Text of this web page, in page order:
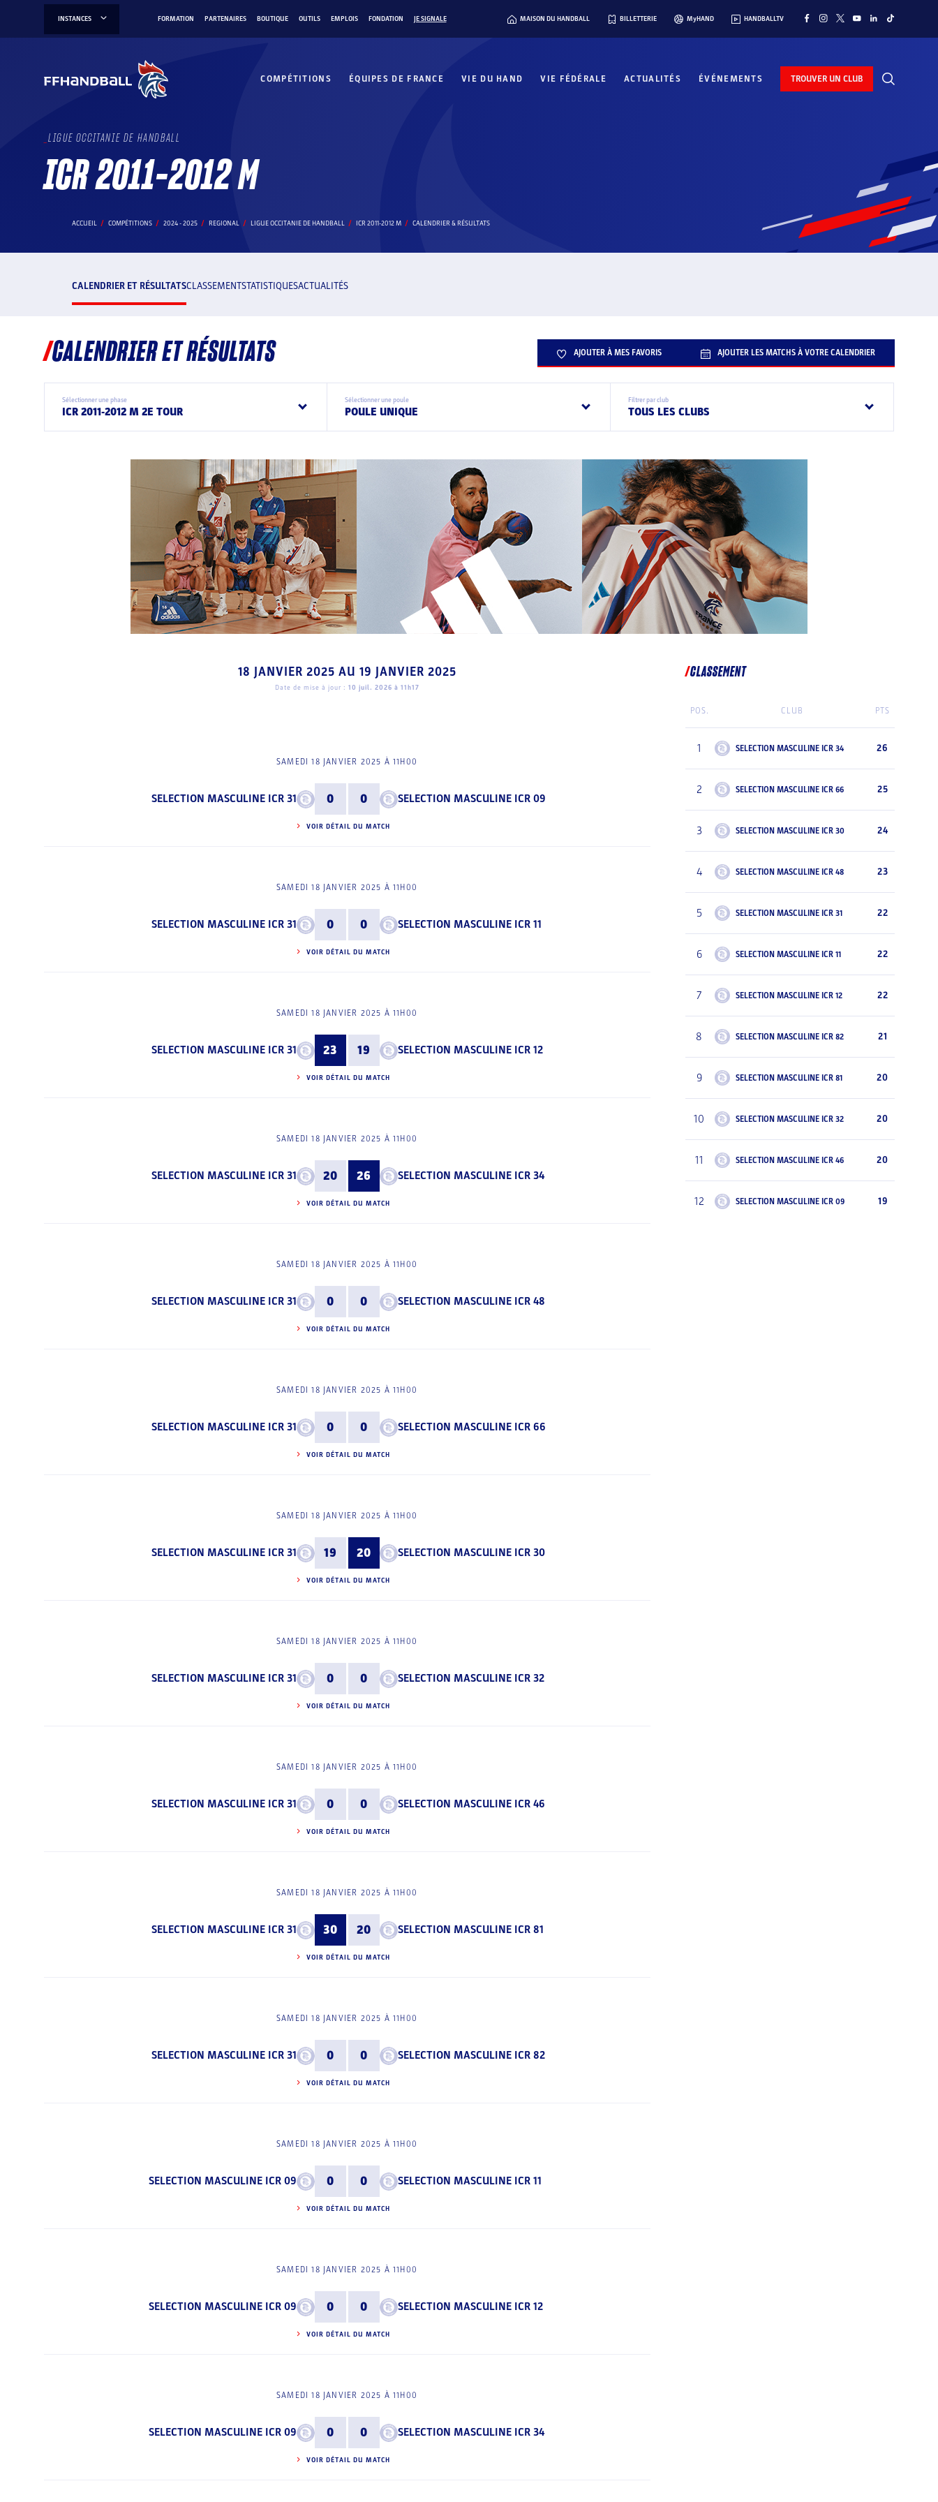
INSTANCES FORMATION PARTENAIRES BOUTIQUE OUTILS EMPLOIS FONDATION JE SIGNALE MAISON DU HANDBALL BILLETTERIE MyHAND HANDBALLTV
COMPÉTITIONS ÉQUIPES DE FRANCE VIE DU HAND VIE FÉDÉRALE ACTUALITÉS ÉVÉNEMENTS TROUVER UN CLUB
LIGUE OCCITANIE DE HANDBALL
ICR 2011-2012 M
ACCUEIL COMPÉTITIONS 2024 - 2025 REGIONAL LIGUE OCCITANIE DE HANDBALL ICR 2011-2012 M CALENDRIER & RÉSULTATS
CALENDRIER ET RÉSULTATSCLASSEMENTSTATISTIQUESACTUALITÉS
CALENDRIER ET RÉSULTATS AJOUTER À MES FAVORIS AJOUTER LES MATCHS À VOTRE CALENDRIER
Sélectionner une phase
ICR 2011-2012 M 2E TOUR
Sélectionner une poule
POULE UNIQUE
Filtrer par club
TOUS LES CLUBS
18 JANVIER 2025 AU 19 JANVIER 2025
Date de mise à jour : 10 juil. 2026 à 11h17
SAMEDI 18 JANVIER 2025 À 11H00
SELECTION MASCULINE ICR 31 0 0 SELECTION MASCULINE ICR 09
VOIR DÉTAIL DU MATCH
SAMEDI 18 JANVIER 2025 À 11H00
SELECTION MASCULINE ICR 31 0 0 SELECTION MASCULINE ICR 11
VOIR DÉTAIL DU MATCH
SAMEDI 18 JANVIER 2025 À 11H00
SELECTION MASCULINE ICR 31 23 19 SELECTION MASCULINE ICR 12
VOIR DÉTAIL DU MATCH
SAMEDI 18 JANVIER 2025 À 11H00
SELECTION MASCULINE ICR 31 20 26 SELECTION MASCULINE ICR 34
VOIR DÉTAIL DU MATCH
SAMEDI 18 JANVIER 2025 À 11H00
SELECTION MASCULINE ICR 31 0 0 SELECTION MASCULINE ICR 48
VOIR DÉTAIL DU MATCH
SAMEDI 18 JANVIER 2025 À 11H00
SELECTION MASCULINE ICR 31 0 0 SELECTION MASCULINE ICR 66
VOIR DÉTAIL DU MATCH
SAMEDI 18 JANVIER 2025 À 11H00
SELECTION MASCULINE ICR 31 19 20 SELECTION MASCULINE ICR 30
VOIR DÉTAIL DU MATCH
SAMEDI 18 JANVIER 2025 À 11H00
SELECTION MASCULINE ICR 31 0 0 SELECTION MASCULINE ICR 32
VOIR DÉTAIL DU MATCH
SAMEDI 18 JANVIER 2025 À 11H00
SELECTION MASCULINE ICR 31 0 0 SELECTION MASCULINE ICR 46
VOIR DÉTAIL DU MATCH
SAMEDI 18 JANVIER 2025 À 11H00
SELECTION MASCULINE ICR 31 30 20 SELECTION MASCULINE ICR 81
VOIR DÉTAIL DU MATCH
SAMEDI 18 JANVIER 2025 À 11H00
SELECTION MASCULINE ICR 31 0 0 SELECTION MASCULINE ICR 82
VOIR DÉTAIL DU MATCH
SAMEDI 18 JANVIER 2025 À 11H00
SELECTION MASCULINE ICR 09 0 0 SELECTION MASCULINE ICR 11
VOIR DÉTAIL DU MATCH
SAMEDI 18 JANVIER 2025 À 11H00
SELECTION MASCULINE ICR 09 0 0 SELECTION MASCULINE ICR 12
VOIR DÉTAIL DU MATCH
SAMEDI 18 JANVIER 2025 À 11H00
SELECTION MASCULINE ICR 09 0 0 SELECTION MASCULINE ICR 34
VOIR DÉTAIL DU MATCH
CLASSEMENT
POS. CLUB PTS
1 SELECTION MASCULINE ICR 34 26
2 SELECTION MASCULINE ICR 66 25
3 SELECTION MASCULINE ICR 30 24
4 SELECTION MASCULINE ICR 48 23
5 SELECTION MASCULINE ICR 31 22
6 SELECTION MASCULINE ICR 11 22
7 SELECTION MASCULINE ICR 12 22
8 SELECTION MASCULINE ICR 82 21
9 SELECTION MASCULINE ICR 81 20
10 SELECTION MASCULINE ICR 32 20
11 SELECTION MASCULINE ICR 46 20
12 SELECTION MASCULINE ICR 09 19